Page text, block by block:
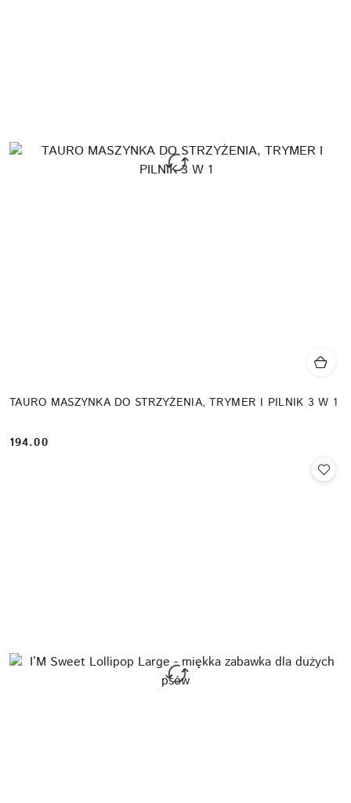
TAURO MASZYNKA DO STRZYŻENIA, TRYMER I PILNIK 3 W 1
Cena:
194.00